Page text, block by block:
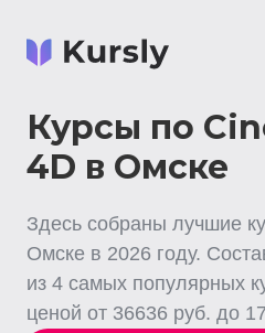
Курсы по
4D в Омске
Здесь собраны лучшие
Омске в 2026 году.
из 4 самых популярных
ценой от 36636 руб. до